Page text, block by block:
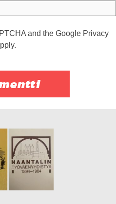
and the Google Privacy